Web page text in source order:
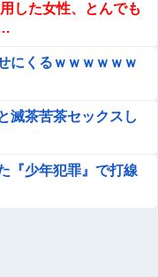
した女性、とんでも
にくるｗｗｗｗｗｗ
滅茶苦茶セックスし
『少年犯罪』で打線